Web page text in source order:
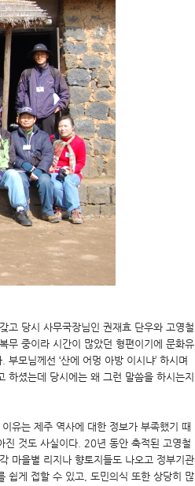
고 당시 사무국장님인 권재효 단우와 고영철
무 중이라 시간이 많았던 형편이기에 문화유
모님께선 ‘산에 어멍 아방 이시냐’ 하시며
하셨는데 당시에는 왜 그런 말씀을 하시는지
유는 제주 역사에 대한 정보가 부족했기 때
진 것도 사실이다. 20년 동안 축적된 고영철
마을별 리지나 향토지들도 나오고 정부기관
쉽게 접할 수 있고, 도민의식 또한 상당히 많